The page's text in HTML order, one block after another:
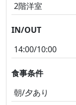
2階洋室
IN/OUT
14:00/10:00
食事条件
朝/夕あり